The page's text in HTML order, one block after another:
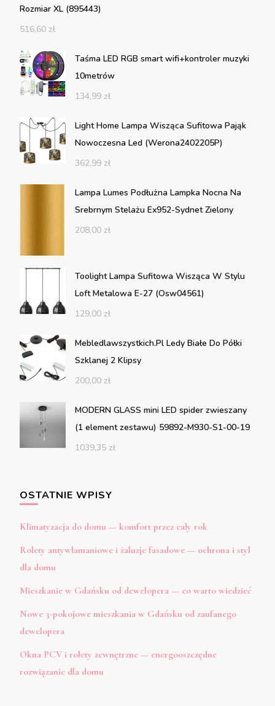
Rozmiar XL (895443)
516,60 zł
Taśma LED RGB smart wifi+kontroler muzyki
10metrów
134,99 zł
Light Home Lampa Wisząca Sufitowa Pająk
Nowoczesna Led (Werona2402205P)
362,99 zł
Lampa Lumes Podłużna Lampka Nocna Na
Srebrnym Stelażu Ex952-Sydnet Zielony
208,00 zł
Toolight Lampa Sufitowa Wisząca W Stylu
Loft Metalowa E-27 (Osw04561)
129,00 zł
Mebledlawszystkich.Pl Ledy Białe Do Półki
Szklanej 2 Klipsy
200,00 zł
MODERN GLASS mini LED spider zwieszany
(1 element zestawu) 59892-M930-S1-00-19
1039,35 zł
OSTATNIE WPISY
Klimatyzacja do domu — komfort przez cały rok
Rolety antywłamaniowe i żaluzje fasadowe — ochrona i styl
dla domu
Mieszkanie w Gdańsku od dewelopera — co warto wiedzieć
Nowe 3-pokojowe mieszkania w Gdańsku od zaufanego
dewelopera
Okna PCV i rolety zewnętrzne — energooszczędne
rozwiązanie dla domu